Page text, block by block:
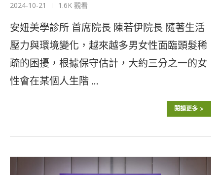
2024-10-21 1.6K 觀看
安妞美學診所 首席院長 陳若伊院長 隨著生活
壓力與環境變化，越來越多男女性面臨頭髮稀
疏的困擾，根據保守估計，大約三分之一的女
性會在某個人生階 …
閱讀更多